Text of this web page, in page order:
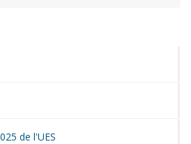
de l'UES